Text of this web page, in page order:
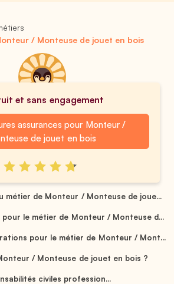
/ Monteuse de jouet en bois
et sans engagement
assurances pour Monteur /
de jouet en bois
métier de Monteur / Monteuse de joue...
pour le métier de Monteur / Monteuse d...
pour le métier de Monteur / Mont...
/ Monteuse de jouet en bois ?
civiles profession...